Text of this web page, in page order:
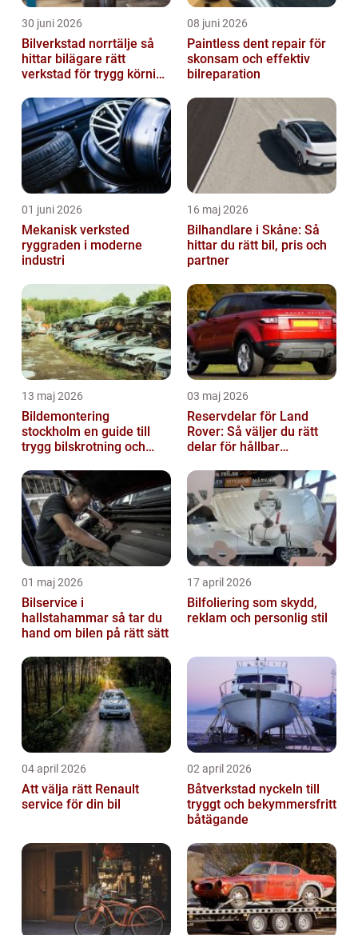
30 juni 2026
Bilverkstad norrtälje så
hittar bilägare rätt
verkstad för trygg körning
08 juni 2026
Paintless dent repair för
skonsam och effektiv
bilreparation
01 juni 2026
Mekanisk verksted
ryggraden i moderne
industri
16 maj 2026
Bilhandlare i Skåne: Så
hittar du rätt bil, pris och
partner
13 maj 2026
Bildemontering
stockholm en guide till
trygg bilskrotning och
03 maj 2026
Reservdelar för Land
Rover: Så väljer du rätt
delar för hållbar
01 maj 2026
Bilservice i
hallstahammar så tar du
hand om bilen på rätt sätt
17 april 2026
Bilfoliering som skydd,
reklam och personlig stil
04 april 2026
Att välja rätt Renault
service för din bil
02 april 2026
Båtverkstad nyckeln till
tryggt och bekymmersfritt
båtägande